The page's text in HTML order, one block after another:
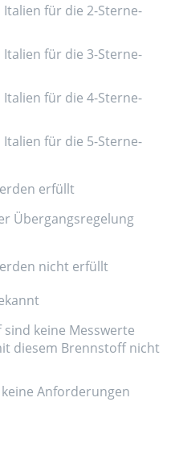
für die 2-Sterne-
für die 3-Sterne-
für die 4-Sterne-
für die 5-Sterne-
erfüllt
Übergangsregelung
nicht erfüllt
keine Messwerte
diesem Brennstoff nicht
Anforderungen